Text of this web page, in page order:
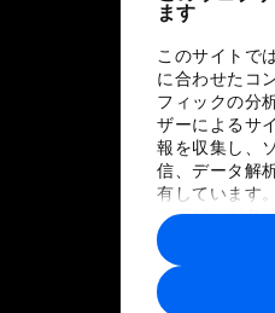
ます
このサイトで
に合わせたコ
フィックの分
ザーによるサ
報を収集し、
信、データ解
有しています
ユーザーが各
報や各パート
に収集された
トナーによっ
す。